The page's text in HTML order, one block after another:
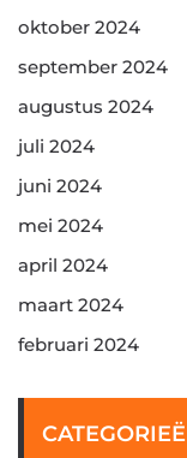
oktober 2024
september 2024
augustus 2024
juli 2024
juni 2024
mei 2024
april 2024
maart 2024
februari 2024